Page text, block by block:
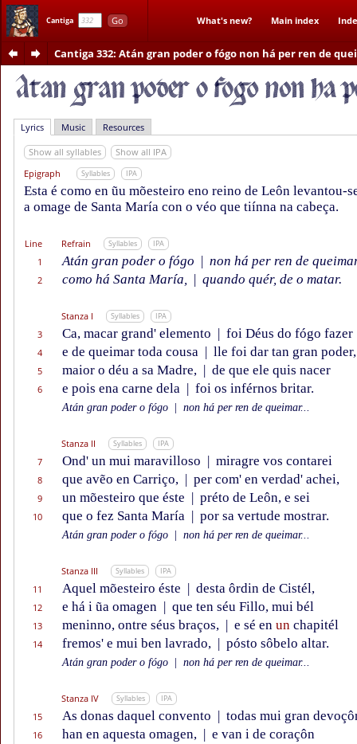
Cantiga Go What's new? Main index
Cantiga 332: Atán gran poder o fógo non há per ren de
Lyrics Music Resources
Show all syllables
Show all IPA
Epigraph
Syllables IPA
Esta é como en ũu mõesteiro eno reino de Leôn levantou-
a omage de Santa María con o véo que tiínna na cabeça.
Line Refrain Syllables IPA
1 Atán gran poder o fógo | non há per ren de
2 como há Santa María, | quando quér, de o matar.
Stanza I Syllables IPA
3 Ca, macar grand' elemento | foi Déus do fógo fazer
4 e de queimar toda cousa | lle foi dar tan gran poder,
5 maior o déu a sa Madre, | de que ele quis nacer
6 e pois ena carne dela | foi os inférnos britar.
Atán gran poder o fógo non há per ren de queimar...
Stanza II Syllables IPA
7 Ond' un mui maravilloso | miragre vos contarei
8 que avẽo en Carriço, | per com' en verdad' achei,
9 un mõesteiro que éste | préto de Leôn, e sei
10 que o fez Santa María | por sa vertude mostrar.
Atán gran poder o fógo non há per ren de queimar...
Stanza III Syllables IPA
11 Aquel mõesteiro éste | desta ôrdin de Cistél,
12 e há i ũa omagen | que ten séu Fillo, mui bél
13 meninno, ontre séus braços, | e sé en un chapitél
14 fremos' e mui ben lavrado, | pósto sôbelo altar.
Atán gran poder o fógo non há per ren de queimar...
Stanza IV Syllables IPA
15 As donas daquel convento | todas mui gran
16 han en aquesta omagen, | e van i de coraçôn